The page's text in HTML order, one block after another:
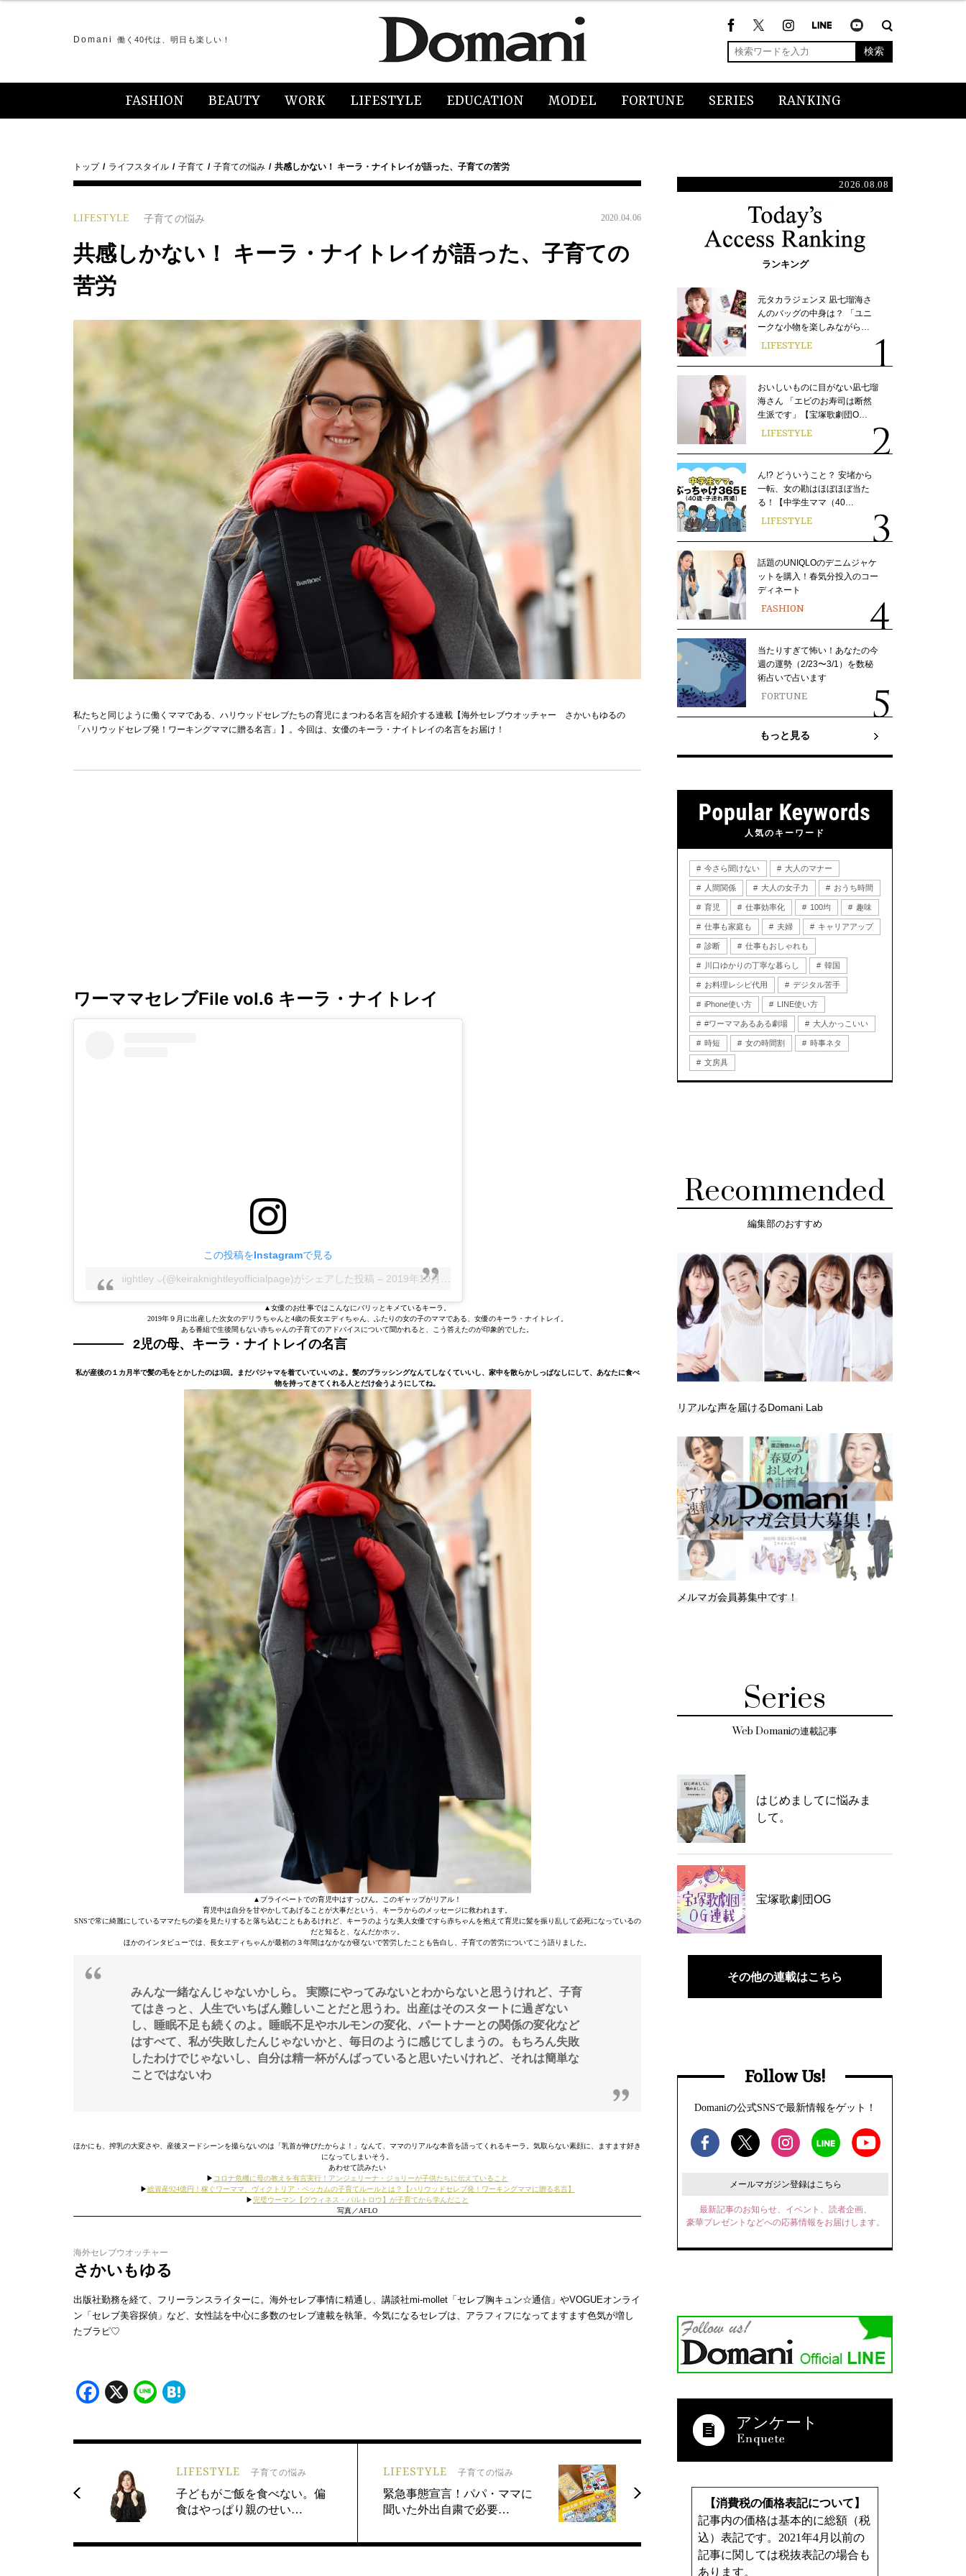
Domani 働く40代は、明日も楽しい！
検索
FASHION BEAUTY WORK LIFESTYLE EDUCATION MODEL FORTUNE SERIES RANKING
トップ ライフスタイル 子育て 子育ての悩み 共感しかない！ キーラ・ナイトレイが語った、子育ての苦労
LIFESTYLE 子育ての悩み 2020.04.06
共感しかない！ キーラ・ナイトレイが語った、子育ての
苦労
私たちと同じように働くママである、ハリウッドセレブたちの育児にまつわる名言を紹介する連載【海外セレブウオッチャー さかいもゆるの
「ハリウッドセレブ発！ワーキングママに贈る名言」】。今回は、女優のキーラ・ナイトレイの名言をお届け！
ワーママセレブFile vol.6 キーラ・ナイトレイ
この投稿をInstagramで見る
Keira Knightley ⌵(@keiraknightleyofficialpage)がシェアした投稿 – 2019年10月月4日午後12時29分PDT
▲女優のお仕事ではこんなにバリッとキメているキーラ。
2019年９月に出産した次女のデリラちゃんと4歳の長女エディちゃん、ふたりの女の子のママである、女優のキーラ・ナイトレイ。
ある番組で生後間もない赤ちゃんの子育てのアドバイスについて聞かれると、こう答えたのが印象的でした。
2児の母、キーラ・ナイトレイの名言
私が産後の１カ月半で髪の毛をとかしたのは3回。まだパジャマを着ていていいのよ。髪のブラッシングなんてしなくていいし、家中を散らかしっぱなしにして、あなたに食べ
物を持ってきてくれる人とだけ会うようにしてね。
▲プライベートでの育児中はすっぴん。このギャップがリアル！
育児中は自分を甘やかしてあげることが大事だという、キーラからのメッセージに救われます。
SNSで常に綺麗にしているママたちの姿を見たりすると落ち込むこともあるけれど、キーラのような美人女優ですら赤ちゃんを抱えて育児に髪を振り乱して必死になっているの
だと知ると、なんだかホッ。
ほかのインタビューでは、長女エディちゃんが最初の３年間はなかなか寝ないで苦労したことも告白し、子育ての苦労についてこう語りました。
みんな一緒なんじゃないかしら。 実際にやってみないとわからないと思うけれど、子育
てはきっと、人生でいちばん難しいことだと思うわ。出産はそのスタートに過ぎない
し、睡眠不足も続くのよ 。睡眠不足やホルモンの変化、パートナーとの関係の変化など
はすべて、私が失敗したんじゃないかと、毎日のように感じてしまうの。もちろん失敗
したわけでじゃないし、自分は精一杯がんばっていると思いたいけれど、それは簡単な
ことではないわ
ほかにも、搾乳の大変さや、産後ヌードシーンを撮らないのは「乳首が伸びたからよ！」なんて、ママのリアルな本音を語ってくれるキーラ。気取らない素顔に、ますます好き
になってしまいそう。
あわせて読みたい
▶︎ コロナ危機に母の教えを有言実行！アンジェリーナ・ジョリーが子供たちに伝えていること
▶︎総資産924億円！稼ぐワーママ、ヴィクトリア・ベッカムの子育てルールとは？【ハリウッドセレブ発！ワーキングママに贈る名言】
▶︎完璧ウーマン【グウィネス・パルトロウ】が子育てから学んだこと
写真／AFLO
海外セレブウオッチャー
さかいもゆる
出版社勤務を経て、フリーランスライターに。海外セレブ事情に精通し、講談社mi-mollet「セレブ胸キュン☆通信」やVOGUEオンライ
ン「セレブ美容探偵」など、女性誌を中心に多数のセレブ連載を執筆。今気になるセレブは、アラフィフになってますます色気が増し
たブラピ♡
Facebook
X Line
LIFESTYLE 子育ての悩み
子どもがご飯を食べない。偏
食はやっぱり親のせい…
LIFESTYLE 子育ての悩み
緊急事態宣言！パパ・ママに
聞いた外出自粛で必要…
2026.08.08
ランキング
元タカラジェンヌ 凪七瑠海さ
んのバッグの中身は？ 「ユニ
ークな小物を楽しみながら…
LIFESTYLE
おいしいものに目がない凪七瑠
海さん 「エビのお寿司は断然
生派です」【宝塚歌劇団O…
LIFESTYLE
ん!? どういうこと？ 安堵から
一転、女の勘はほぼほぼ当た
る！【中学生ママ（40…
LIFESTYLE
話題のUNIQLOのデニムジャケ
ットを購入！春気分投入のコー
ディネート
FASHION
当たりすぎて怖い！あなたの今
週の運勢（2/23〜3/1）を数秘
術占いで占います
FORTUNE
もっと見る
人気のキーワード
今さら聞けない 大人のマナー
人間関係 大人の女子力 おうち時間
育児 仕事効率化 100均 趣味
仕事も家庭も 夫婦 キャリアアップ
診断 仕事もおしゃれも
川口ゆかりの丁寧な暮らし 韓国
お料理レシピ代用 デジタル苦手
iPhone使い方 LINE使い方
#ワーママあるある劇場 大人かっこいい
時短 女の時間割 時事ネタ
文房具
Recommended
編集部のおすすめ
リアルな声を届けるDomani Lab
メルマガ会員募集中です！
Series
Web Domaniの連載記事
はじめましてに悩みま
して。
宝塚歌劇団OG
その他の連載はこちら
Follow Us!
Domaniの公式SNSで最新情報をゲット！
メールマガジン登録はこちら
最新記事のお知らせ、イベント、読者企画、
豪華プレゼントなどへの応募情報をお届けします。
アンケート
【消費税の価格表記について】
記事内の価格は基本的に総額（税
込）表記です。2021年4月以前の
記事に関しては税抜表記の場合も
あります。